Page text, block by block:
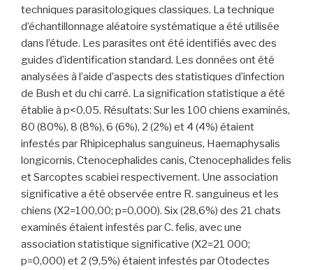
techniques parasitologiques classiques. La technique
d’échantillonnage aléatoire systématique a été utilisée
dans l’étude. Les parasites ont été identifiés avec des
guides d’identification standard. Les données ont été
analysées à l’aide d’aspects des statistiques d’infection
de Bush et du chi carré. La signification statistique a été
établie à p<0,05. Résultats: Sur les 100 chiens examinés,
80 (80%), 8 (8%), 6 (6%), 2 (2%) et 4 (4%) étaient
infestés par Rhipicephalus sanguineus, Haemaphysalis
longicornis, Ctenocephalides canis, Ctenocephalides felis
et Sarcoptes scabiei respectivement. Une association
significative a été observée entre R. sanguineus et les
chiens (X2=100,00; p=0,000). Six (28,6%) des 21 chats
examinés étaient infestés par C. felis, avec une
association statistique significative (X2=21 000;
p=0,000) et 2 (9,5%) étaient infestés par Otodectes